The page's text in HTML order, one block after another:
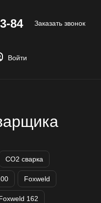
84 Заказать звонок
Войти
CO2 сварка
Foxweld
162